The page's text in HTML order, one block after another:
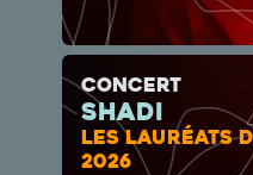
CONCERT
Shadi
LES LAURÉATS
2026